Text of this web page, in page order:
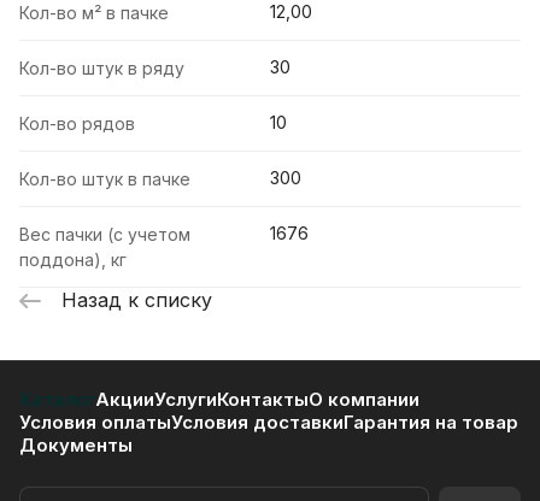
Кол-во м² в пачке 12,00
Кол-во штук в ряду 30
Кол-во рядов 10
Кол-во штук в пачке 300
Вес пачки (с учетом
поддона), кг
1676
Назад к списку
КаталогАкцииУслугиКонтактыО компании
Условия оплатыУсловия доставкиГарантия на товар
Документы